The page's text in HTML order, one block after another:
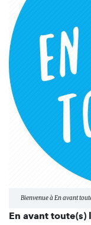
Bienvenue à En avant
En avant